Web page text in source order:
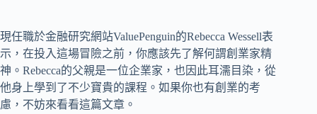
現任職於金融研究網站ValuePenguin的Rebecca Wessell表
示，在投入這場冒險之前，你應該先了解何謂創業家精
神。Rebecca的父親是一位企業家，也因此耳濡目染，從
他身上學到了不少寶貴的課程。如果你也有創業的考
慮，不妨來看看這篇文章。